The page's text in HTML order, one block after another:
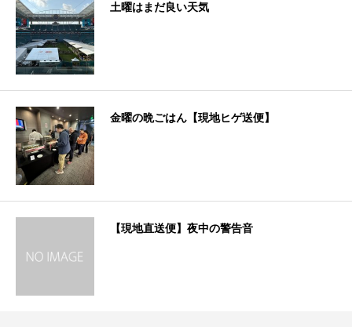
土曜はまだ良い天気
金曜の晩ごはん【現地ヒゲ送便】
【現地直送便】夜中の警告音